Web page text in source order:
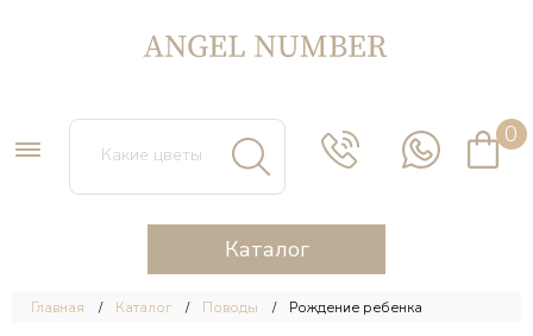
0
Каталог
Главная Каталог Поводы Рождение ребенка